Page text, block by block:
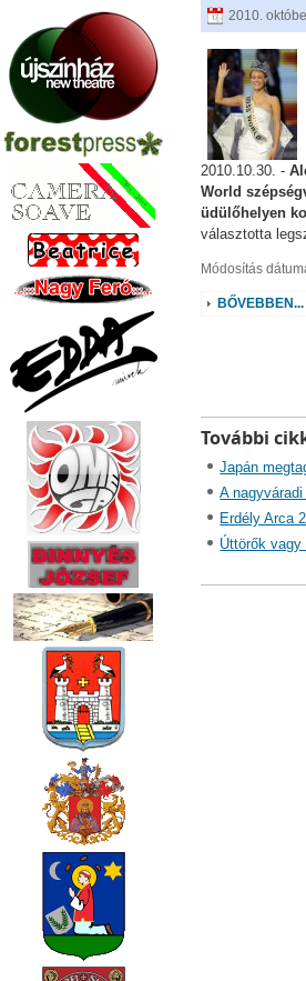
2010.
2010.10.30. -
World
üdülőhelyen
választotta
Módosítás
BŐVEBBEN...
További
Japán
A
Erdély Arca
Úttörők vagy